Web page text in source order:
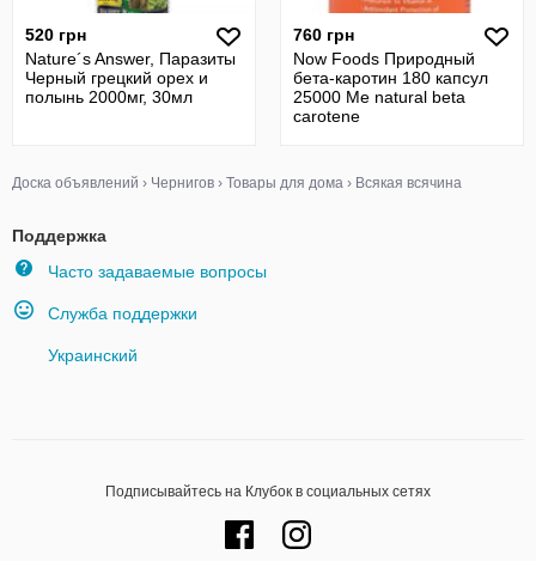
520 грн
Nature´s Answer, Паразиты
Черный грецкий орех и
полынь 2000мг, 30мл
760 грн
Now Foods Природный
бета-каротин 180 капсул
25000 Ме natural beta
carotene
Доска объявлений › Чернигов › Товары для дома › Всякая всячина
Поддержка
Часто задаваемые вопросы
Служба поддержки
Украинский
Подписывайтесь на Клубок в социальных сетях